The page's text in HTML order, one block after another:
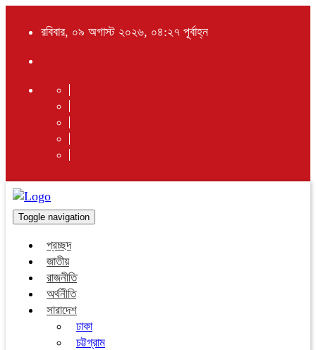
রবিবার, ০৯ অগাস্ট ২০২৬, ০৪:২৭ পূর্বাহ্ন
Toggle navigation
প্রচ্ছদ
জাতীয়
রাজনীতি
অর্থনীতি
সারাদেশ
ঢাকা
চট্টগ্রাম